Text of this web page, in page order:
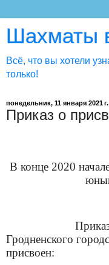
Шахматы
Всё, что вы хотели
только!
понедельник, 11 января 2021 г.
Приказ о
В конце 2020
Гродненского
присвоен: